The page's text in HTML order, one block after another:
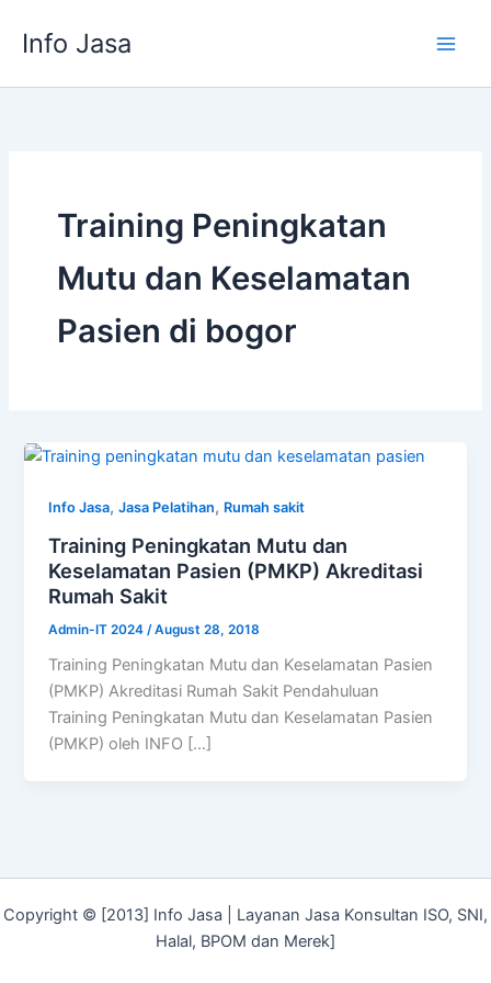
Info Jasa
Training Peningkatan
Mutu dan Keselamatan
Pasien di bogor
Info Jasa,Jasa Pelatihan, Rumah sakit
Training Peningkatan Mutu dan
Keselamatan Pasien (PMKP) Akreditasi
Rumah Sakit
Admin-IT 2024 /August 28, 2018
Training Peningkatan Mutu dan Keselamatan Pasien
(PMKP) Akreditasi Rumah Sakit Pendahuluan
Training Peningkatan Mutu dan Keselamatan Pasien
(PMKP) oleh INFO […]
Copyright © [2013] Info Jasa | Layanan Jasa Konsultan ISO, SNI,
Halal, BPOM dan Merek]